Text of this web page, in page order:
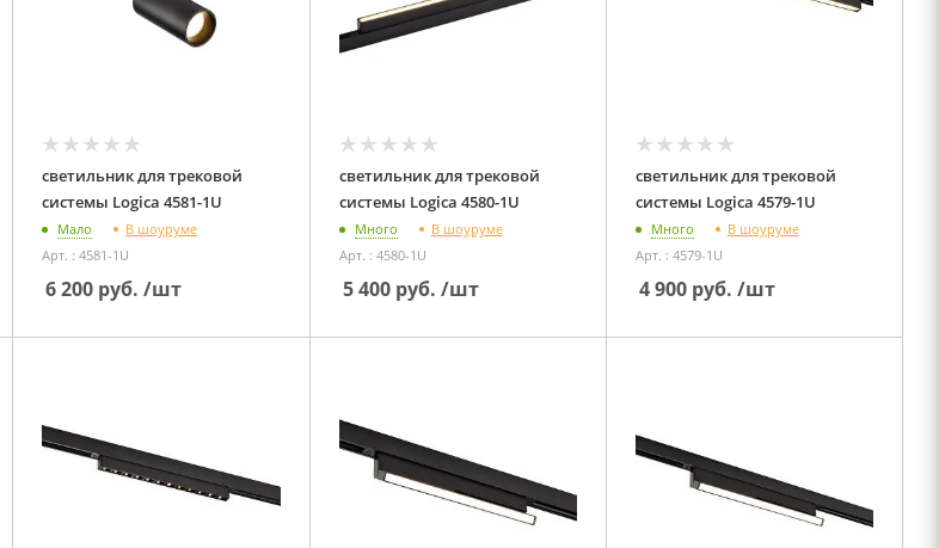
светильник для трековой
системы Logica 4581-1U
Мало
В шоуруме
Арт. : 4581-1U
6 200 руб. /шт
светильник для трековой
системы Logica 4580-1U
Много
В шоуруме
Арт. : 4580-1U
5 400руб. /шт
светильник для трековой
системы Logica 4579-1U
Много
В шоуруме
Арт. : 4579-1U
4 900руб. /шт